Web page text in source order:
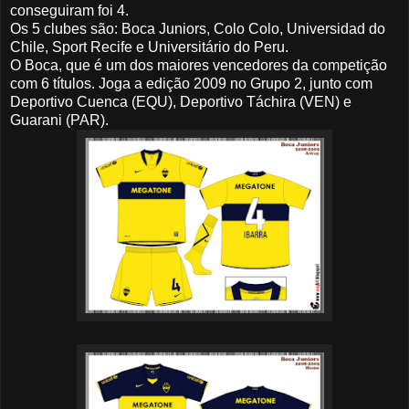
conseguiram foi 4.
Os 5 clubes são: Boca Juniors, Colo Colo, Universidad do
Chile, Sport Recife e Universitário do Peru.
O Boca, que é um dos maiores vencedores da competição
com 6 títulos. Joga a edição 2009 no Grupo 2, junto com
Deportivo Cuenca (EQU), Deportivo Táchira (VEN) e
Guarani (PAR).